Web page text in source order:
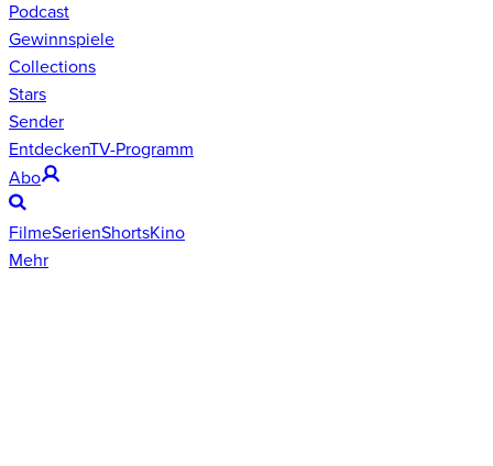
Podcast
Gewinnspiele
Collections
Stars
Sender
EntdeckenTV-Programm
Abo
FilmeSerienShortsKino
Mehr